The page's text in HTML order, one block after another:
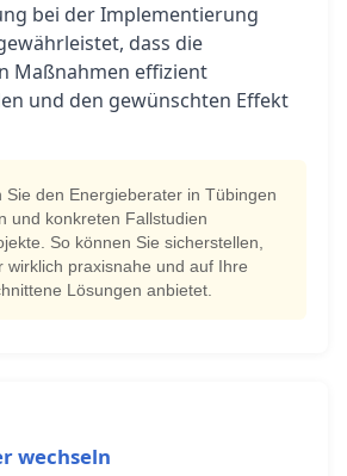
bei der Implementierung
dass die
Maßnahmen effizient
und den gewünschten Effekt
Sie den Energieberater in Tübingen
und konkreten Fallstudien
So können Sie sicherstellen,
wirklich praxisnahe und auf Ihre
Lösungen anbietet.
wechseln